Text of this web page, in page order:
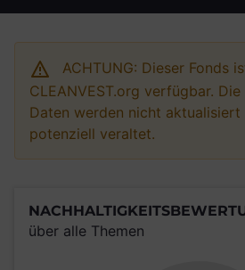
ACHTUNG: Dieser Fonds
CLEANVEST.org verfügbar.
Daten werden nicht aktualisiert
potenziell veraltet.
über alle Themen